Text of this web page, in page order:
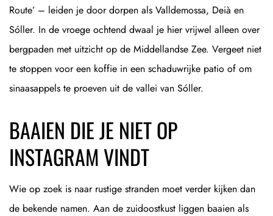
Route’ – leiden je door dorpen als Valldemossa, Deià en
Sóller. In de vroege ochtend dwaal je hier vrijwel alleen over
bergpaden met uitzicht op de Middellandse Zee. Vergeet niet
te stoppen voor een koffie in een schaduwrijke patio of om
sinaasappels te proeven uit de vallei van Sóller.
BAAIEN DIE JE NIET OP
INSTAGRAM VINDT
Wie op zoek is naar rustige stranden moet verder kijken dan
de bekende namen. Aan de zuidoostkust liggen baaien als